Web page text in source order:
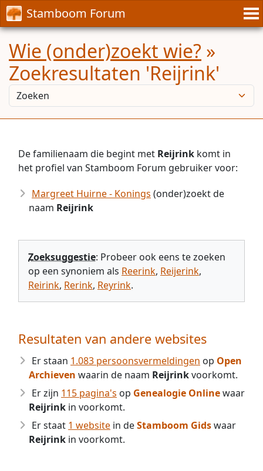
Stamboom Forum
Wie (onder)zoekt wie? »
Zoekresultaten 'Reijrink'
De familienaam die begint met Reijrink komt in
het profiel van Stamboom Forum gebruiker voor:
Margreet Huirne - Konings (onder)zoekt de
naam Reijrink
Zoeksuggestie: Probeer ook eens te zoeken
op een synoniem als Reerink, Reijerink,
Reirink, Rerink, Reyrink.
Resultaten van andere websites
Er staan 1.083 persoonsvermeldingen op Open
Archieven waarin de naam Reijrinkvoorkomt.
Er zijn 115 pagina's op Genealogie Onlinewaar
Reijrink in voorkomt.
Er staat 1 website in deStamboom Gidswaar
Reijrink in voorkomt.